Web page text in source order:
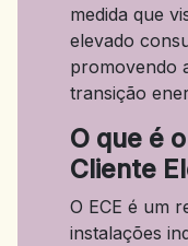
medida que
elevado
promovendo
transição
O que é
Cliente
O ECE é um
instalações